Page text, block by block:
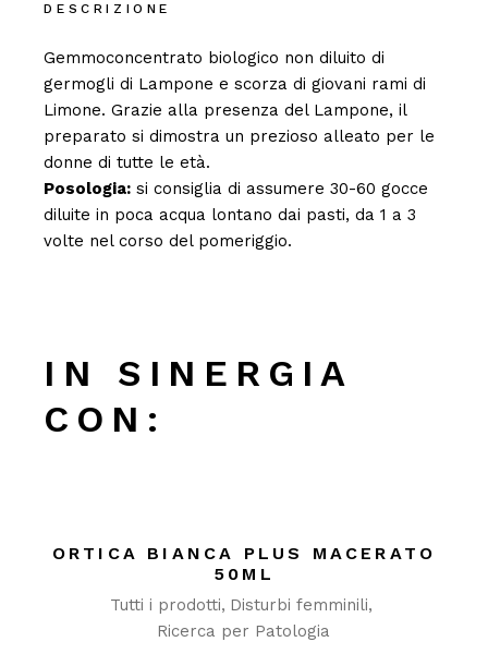
DESCRIZIONE
Gemmoconcentrato biologico non diluito di
germogli di Lampone e scorza di giovani rami di
Limone. Grazie alla presenza del Lampone, il
preparato si dimostra un prezioso alleato per le
donne di tutte le età.
Posologia: si consiglia di assumere 30-60 gocce
diluite in poca acqua lontano dai pasti, da 1 a 3
volte nel corso del pomeriggio.
IN SINERGIA
CON:
ORTICA BIANCA PLUS MACERATO
50ML
Tutti i prodotti Disturbi femminili
Ricerca per Patologia